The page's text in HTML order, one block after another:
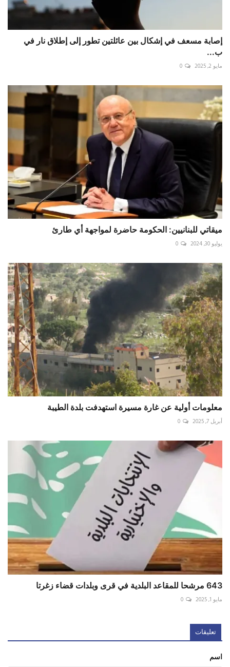
إصابة مسعف في إشكال بين عائلتين تطور إلى إطلاق نار في
ب...
مايو 2, 2025 0
ميقاتي للبنانيين: الحكومة حاضرة لمواجهة أي طارئ
يوليو 30, 2024 0
أبريل 7, 2025 0
643 مرشحا للمقاعد البلدية في قرى وبلدات قضاء زغرتا
مايو 1, 2025 0
تعليقات
اسم